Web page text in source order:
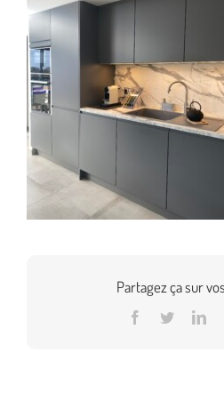
Partagez ça sur
Facebook
Twitter